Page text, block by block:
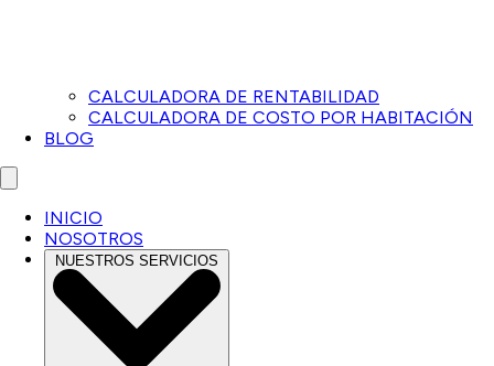
CALCULADORA DE RENTABILIDAD
CALCULADORA DE COSTO POR HABITACIÓN
BLOG
Close menu
INICIO
NOSOTROS
NUESTROS SERVICIOS